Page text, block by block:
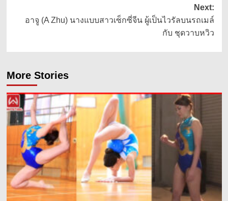
Next:
อาจู (A Zhu) นางแบบสาวเซ็กซี่จีน ผู้เป็นไวรัลบนรถเมล์
กับ ชุดวาบหวิว
More Stories